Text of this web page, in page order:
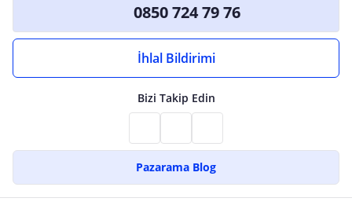
0850 724 79 76
İhlal Bildirimi
Bizi Takip Edin
Pazarama Blog